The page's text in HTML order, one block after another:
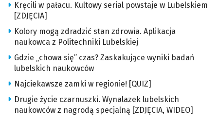
Kręcili w pałacu. Kultowy serial powstaje w Lubelskiem
[ZDJĘCIA]
Kolory mogą zdradzić stan zdrowia. Aplikacja
naukowca z Politechniki Lubelskiej
Gdzie „chowa się” czas? Zaskakujące wyniki badań
lubelskich naukowców
Najciekawsze zamki w regionie! [QUIZ]
Drugie życie czarnuszki. Wynalazek lubelskich
naukowców z nagrodą specjalną [ZDJĘCIA, WIDEO]